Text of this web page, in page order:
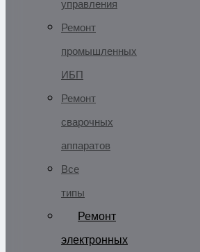
управления
Ремонт
промышленных
ИБП
Ремонт
сварочных
аппаратов
Все
типы
Ремонт
электронных